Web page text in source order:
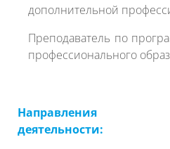
дополнительной
Преподаватель по
профессионального
Направления
деятельности: